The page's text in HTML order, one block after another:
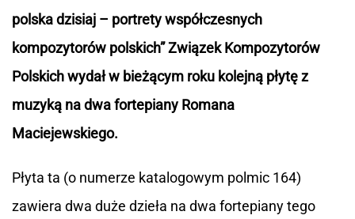
polska dzisiaj – portrety współczesnych
kompozytorów polskich” Związek Kompozytorów
Polskich wydał w bieżącym roku kolejną płytę z
muzyką na dwa fortepiany Romana
Maciejewskiego.
Płyta ta (o numerze katalogowym polmic 164)
zawiera dwa duże dzieła na dwa fortepiany tego